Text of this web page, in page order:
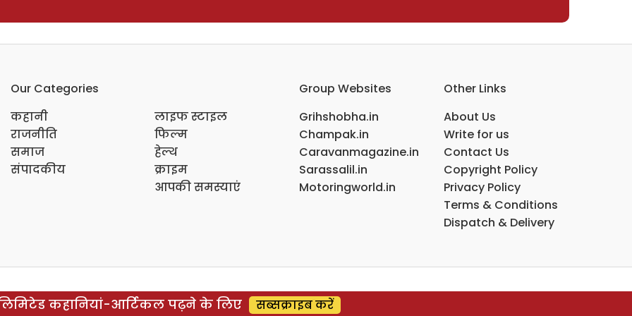
Our Categories
कहानी
राजनीति
समाज
संपादकीय
लाइफ स्टाइल
फिल्म
हेल्थ
क्राइम
आपकी समस्याएं
Group Websites
Grihshobha.in
Champak.in
Caravanmagazine.in
Sarassalil.in
Motoringworld.in
Other Links
About Us
Write for us
Contact Us
Copyright Policy
Privacy Policy
Terms & Conditions
Dispatch & Delivery
कहानियां-आर्टिकल पढ़ने के लिए सब्सक्राइब करें